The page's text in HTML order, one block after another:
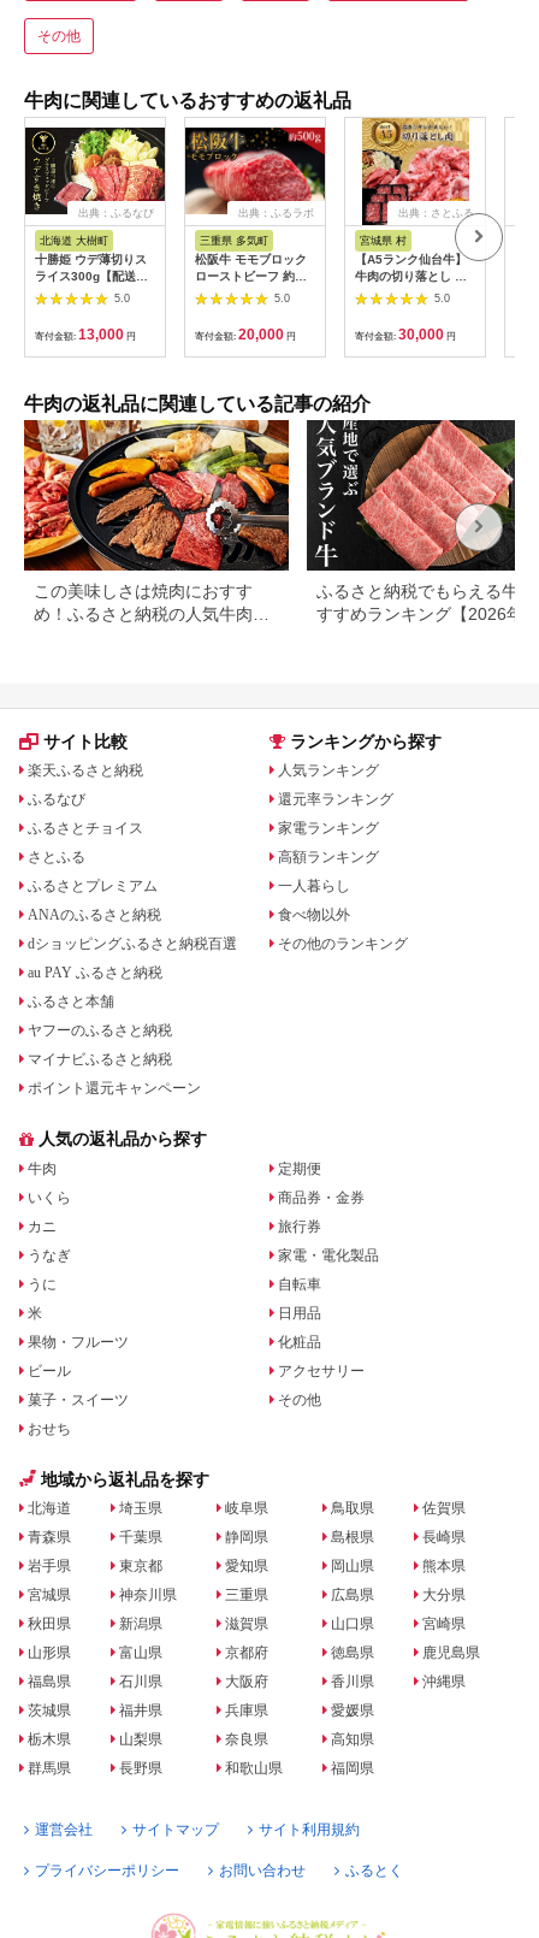
その他
牛肉に関連しているおすすめの返礼品
出典：ふるなび
北海道 大樹町
十勝姫 ウデ薄切りス
ライス300g【配送不
可地域：離島】
【1397674】
5.0
寄付金額: 13,000 円
出典：ふるラボ
三重県 多気町
松阪牛 モモブロック
ローストビーフ 約
500g 国産牛 和牛 ブ
ランド牛 JGAP家
畜・畜産物 農場
HACCP認証農場 牛肉
肉 高級 人気 おすすめ
日本三大和牛 松阪 松
坂牛 松坂 モモ ビーフ
シチュー カレー 霜降
り 三重県 多気町 SS-
32
5.0
寄付金額: 20,000 円
出典：さとふる
宮城県 村
【A5ランク仙台牛】
牛肉の切り落とし 合
計1.8kg(300g×6) 小
分けで使い勝手も◎
5.0
寄付金額: 30,000 円
牛肉の返礼品に関連している記事の紹介
この美味しさは焼肉におすす
め！ふるさと納税の人気牛肉還
ふるさと納税でもらえる牛肉
すすめランキング【2026年
サイト比較
楽天ふるさと納税
ふるなび
ふるさとチョイス
さとふる
ふるさとプレミアム
ANAのふるさと納税
dショッピングふるさと納税百選
au PAY ふるさと納税
ふるさと本舗
ヤフーのふるさと納税
マイナビふるさと納税
ポイント還元キャンペーン
ランキングから探す
人気ランキング
還元率ランキング
家電ランキング
高額ランキング
一人暮らし
食べ物以外
その他のランキング
人気の返礼品から探す
牛肉
いくら
カニ
うなぎ
うに
米
果物・フルーツ
ビール
菓子・スイーツ
おせち
定期便
商品券・金券
旅行券
家電・電化製品
自転車
日用品
化粧品
アクセサリー
その他
地域から返礼品を探す
北海道
青森県
岩手県
宮城県
秋田県
山形県
福島県
茨城県
栃木県
群馬県
埼玉県
千葉県
東京都
神奈川県
新潟県
富山県
石川県
福井県
山梨県
長野県
岐阜県
静岡県
愛知県
三重県
滋賀県
京都府
大阪府
兵庫県
奈良県
和歌山県
鳥取県
島根県
岡山県
広島県
山口県
徳島県
香川県
愛媛県
高知県
福岡県
佐賀県
長崎県
熊本県
大分県
宮崎県
鹿児島県
沖縄県
運営会社 サイトマップ サイト利用規約
プライバシーポリシー お問い合わせ ふるとく